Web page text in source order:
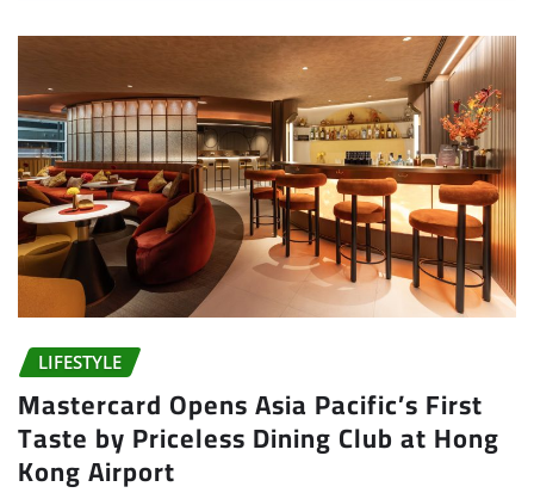
LIFESTYLE
Mastercard Opens Asia Pacific’s First
Taste by Priceless Dining Club at Hong
Kong Airport